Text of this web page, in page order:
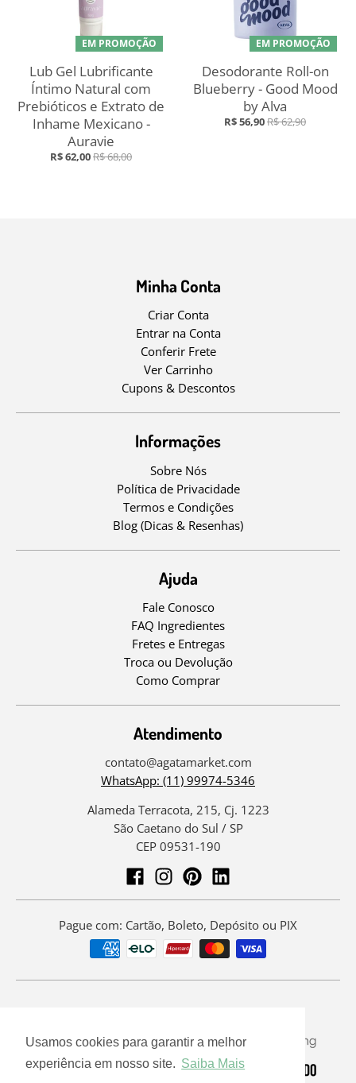
Usamos cookies para garantir a melhor
experiência em nosso site. Saiba Mais
EM PROMOÇÃO
Lub Gel Lubrificante
Íntimo Natural com
Prebióticos e Extrato de
Inhame Mexicano -
Auravie
R$ 62,00R$ 68,00
EM PROMOÇÃO
Desodorante Roll-on
Blueberry - Good Mood
by Alva
R$ 56,90R$ 62,90
Minha Conta
Criar Conta
Entrar na Conta
Conferir Frete
Ver Carrinho
Cupons & Descontos
Informações
Sobre Nós
Política de Privacidade
Termos e Condições
Blog (Dicas & Resenhas)
Ajuda
Fale Conosco
FAQ Ingredientes
Fretes e Entregas
Troca ou Devolução
Como Comprar
Atendimento
contato@agatamarket.com
WhatsApp: (11) 99974-5346
Alameda Terracota, 215, Cj. 1223
São Caetano do Sul / SP
CEP 09531-190
Pague com: Cartão, Boleto, Depósito ou PIX